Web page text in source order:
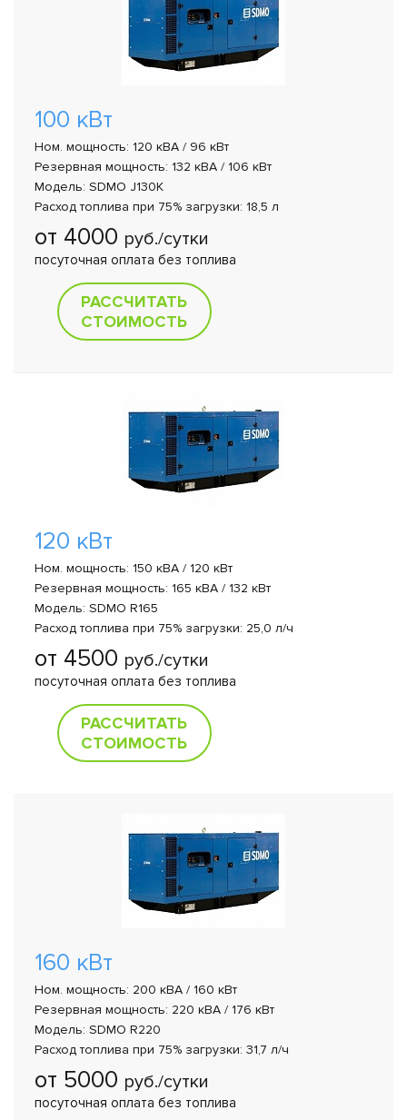
100 кВт
Ном. мощность: 120 кВА / 96 кВт
Резервная мощность: 132 кВА / 106 кВт
Модель: SDMO J130K
Расход топлива при 75% загрузки: 18,5 л
от 4000 руб./сутки
посуточная оплата без топлива
РАССЧИТАТЬ
СТОИМОСТЬ
120 кВт
Ном. мощность: 150 кВА / 120 кВт
Резервная мощность: 165 кВА / 132 кВт
Модель: SDMO R165
Расход топлива при 75% загрузки: 25,0 л/ч
от 4500 руб./сутки
посуточная оплата без топлива
РАССЧИТАТЬ
СТОИМОСТЬ
160 кВт
Ном. мощность: 200 кВА / 160 кВт
Резервная мощность: 220 кВА / 176 кВт
Модель: SDMO R220
Расход топлива при 75% загрузки: 31,7 л/ч
от 5000 руб./сутки
посуточная оплата без топлива